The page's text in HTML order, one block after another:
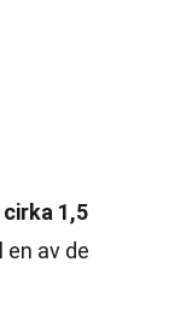
1,5
en av de